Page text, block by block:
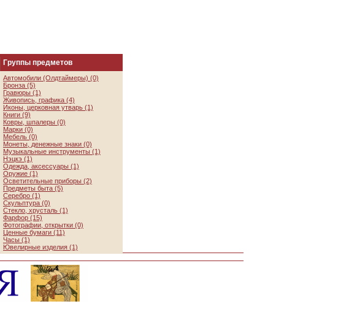
Группы предметов
Автомобили (Олдтаймеры) (0)
Бронза (5)
Гравюры (1)
Живопись, графика (4)
Иконы, церковная утварь (1)
Книги (9)
Ковры, шпалеры (0)
Марки (0)
Мебель (0)
Монеты, денежные знаки (0)
Музыкальные инструменты (1)
Нэцкэ (1)
Одежда, аксессуары (1)
Оружие (1)
Осветительные приборы (2)
Предметы быта (5)
Серебро (1)
Скульптура (0)
Стекло, хрусталь (1)
Фарфор (15)
Фотографии, открытки (0)
Ценные бумаги (11)
Часы (1)
Ювелирные изделия (1)